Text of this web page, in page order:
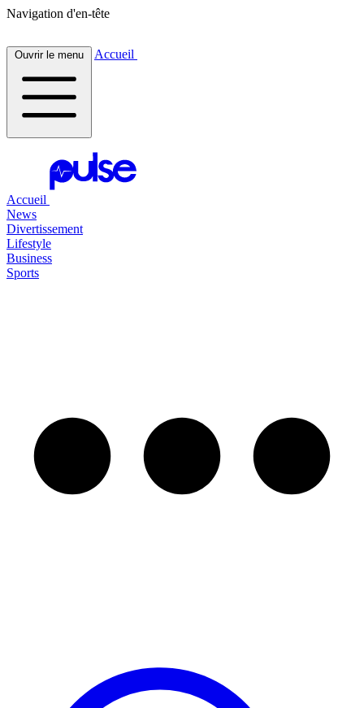
Navigation d'en-tête
Ouvrir le menu Accueil
Accueil
News
Divertissement
Lifestyle
Business
Sports